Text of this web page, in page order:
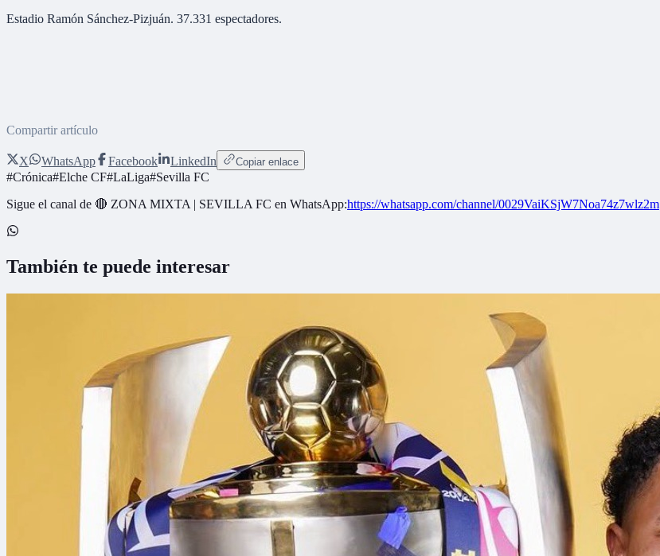
Estadio Ramón Sánchez-Pizjuán. 37.331 espectadores.
Compartir artículo
X WhatsApp Facebook LinkedIn Copiar enlace
#Crónica#Elche CF#LaLiga#Sevilla FC
Sigue el canal de 🔴 ZONA MIXTA | SEVILLA FC en WhatsApp:https://whatsapp.com/channel/0029VaiKSjW7Noa74z7wlz2m
También te puede interesar